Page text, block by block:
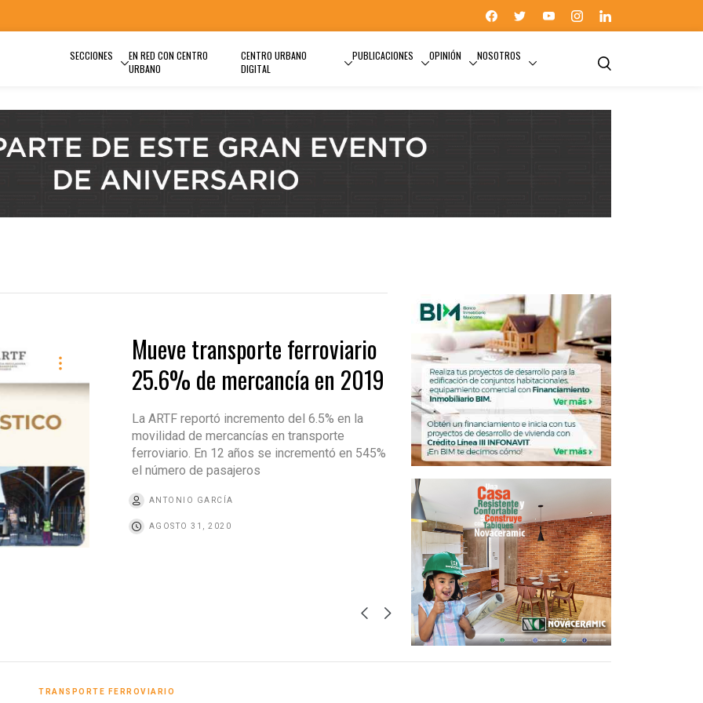
SECCIONES
EN RED CON CENTRO
URBANO
CENTRO URBANO
DIGITAL
PUBLICACIONES OPINIÓN NOSOTROS
Mueve transporte ferroviario
25.6% de mercancía en 2019
La ARTF reportó incremento del 6.5% en la
movilidad de mercancías en transporte
ferroviario. En 12 años se incrementó en 545%
el número de pasajeros
ANTONIO GARCÍA
AGOSTO 31, 2020
TRANSPORTE FERROVIARIO
TRANSPORTE FERROVIARIO